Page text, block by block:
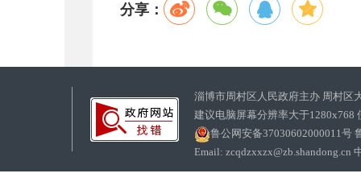
分享：
淄博市周村区人民政府主办 周村区
建议电脑屏幕分辨率大于1280x768
鲁公网安备37030602000011号
Email: zcqdzxxzx@zb.shandong.cn